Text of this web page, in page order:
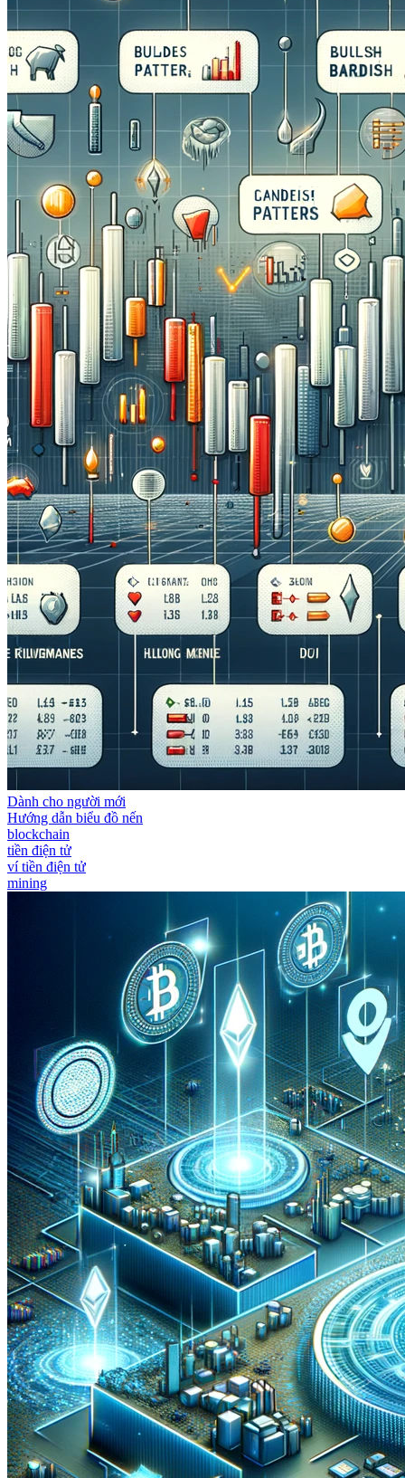
Dành cho người mới
Hướng dẫn biểu đồ nến
blockchain
tiền điện tử
ví tiền điện tử
mining